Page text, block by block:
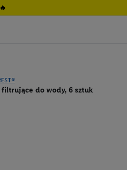
filtrujące do wody, 6 sztuk